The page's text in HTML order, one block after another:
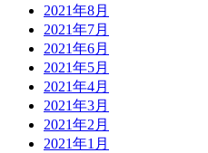
2021年8月
2021年7月
2021年6月
2021年5月
2021年4月
2021年3月
2021年2月
2021年1月